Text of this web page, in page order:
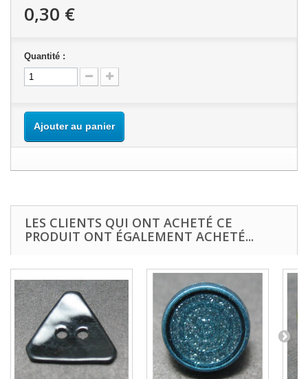
0,30 €
Quantité :
Ajouter au panier
LES CLIENTS QUI ONT ACHETÉ CE
PRODUIT ONT ÉGALEMENT ACHETÉ...